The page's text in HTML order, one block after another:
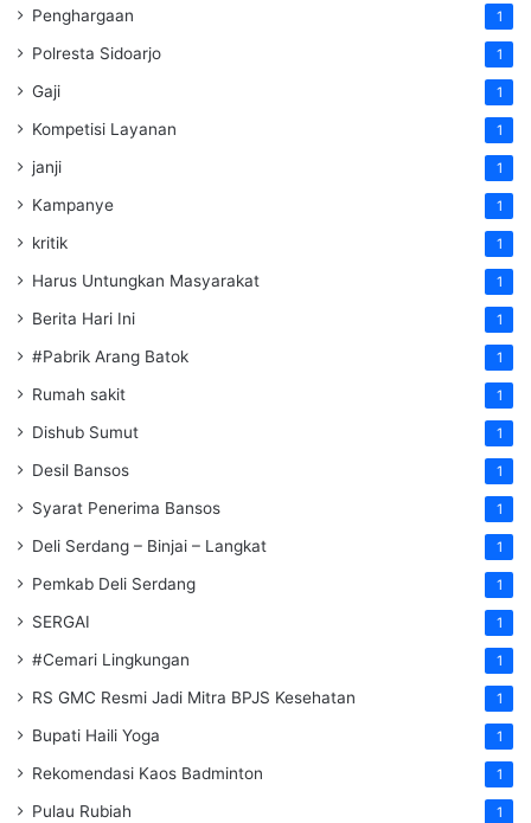
Penghargaan 1
Polresta Sidoarjo 1
Gaji 1
Kompetisi Layanan 1
janji 1
Kampanye 1
kritik 1
Harus Untungkan Masyarakat 1
Berita Hari Ini 1
#Pabrik Arang Batok 1
Rumah sakit 1
Dishub Sumut 1
Desil Bansos 1
Syarat Penerima Bansos 1
Deli Serdang – Binjai – Langkat 1
Pemkab Deli Serdang 1
SERGAI 1
#Cemari Lingkungan 1
RS GMC Resmi Jadi Mitra BPJS Kesehatan 1
Bupati Haili Yoga 1
Rekomendasi Kaos Badminton 1
Pulau Rubiah 1